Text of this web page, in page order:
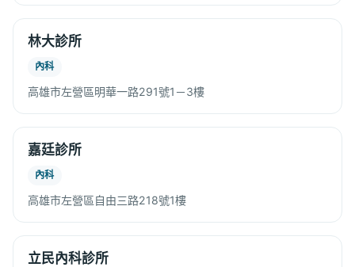
林大診所
內科
高雄市左營區明華一路291號1－3樓
嘉廷診所
內科
高雄市左營區自由三路218號1樓
立民內科診所